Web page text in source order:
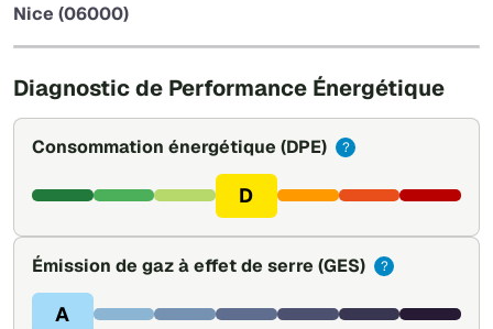
Nice (06000)
Diagnostic de Performance Énergétique
Consommation énergétique (DPE) ?
D
Émission de gaz à effet de serre (GES) ?
A